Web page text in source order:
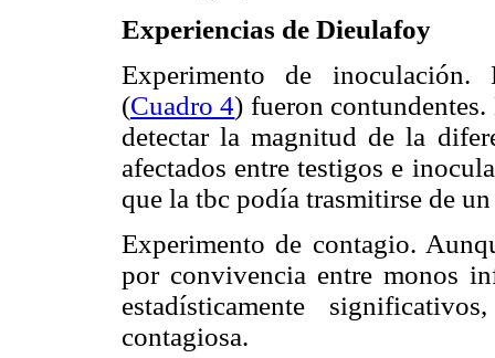
Experiencias de Dieulafoy
Experimento de inoculación.
(Cuadro 4) fueron
detectar la magnitud de la
afectados entre testigos e
que la tbc podía trasmitirse de
Experimento de contagio.
por convivencia entre monos
estadísticamente
contagiosa.